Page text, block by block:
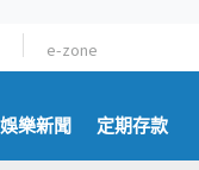
e-zone
娛樂新聞 定期存款